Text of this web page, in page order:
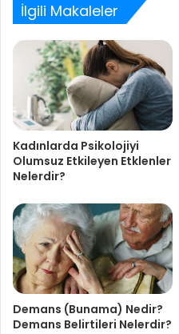
İlgili Makaleler
Kadınlarda Psikolojiyi
Olumsuz Etkileyen Etklenler
Nelerdir?
Demans (Bunama) Nedir?
Demans Belirtileri Nelerdir?